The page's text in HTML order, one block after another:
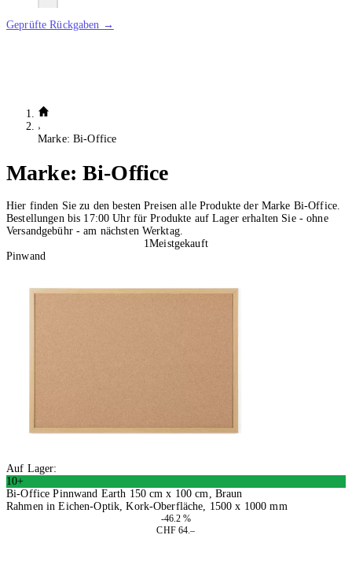
Geprüfte Rückgaben →
Marke: Bi-Office
Marke: Bi-Office
Hier finden Sie zu den besten Preisen alle Produkte der Marke Bi-Office.
Bestellungen bis 17:00 Uhr für Produkte auf Lager erhalten Sie - ohne
Versandgebühr - am nächsten Werktag.
1Meistgekauft
Pinwand
Auf Lager:
10+
Bi-Office Pinnwand Earth 150 cm x 100 cm, Braun
Rahmen in Eichen-Optik, Kork-Oberfläche, 1500 x 1000 mm
-46.2 %
CHF 64.–